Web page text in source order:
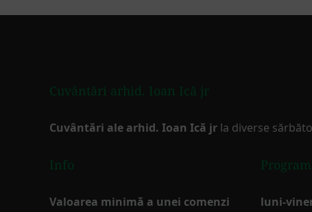
Cuvântări arhid. Ioan Ică jr
Cuvântări ale arhid. Ioan Ică jr la diverse
Info
Valoarea minimă a unei comenzi
Program
luni-